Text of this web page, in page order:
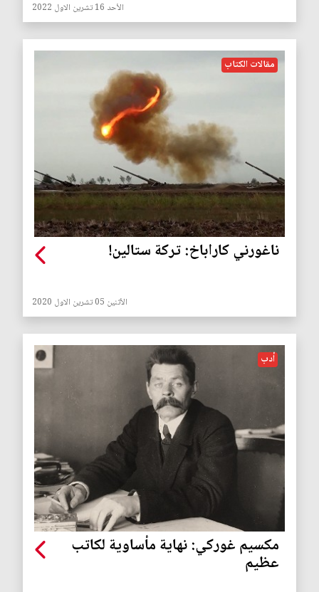
الأحد 16 تشرين الاول 2022
مقالات الكتاب
ناغورني كاراباخ: تركة ستالين!
الأثنين 05 تشرين الاول 2020
أدب
مكسيم غوركي: نهاية مأساوية لكاتب
عظيم